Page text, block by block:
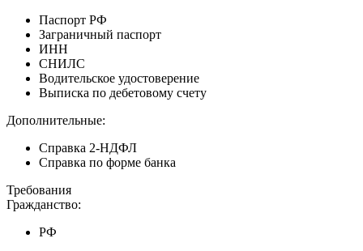
Паспорт РФ
Заграничный паспорт
ИНН
СНИЛС
Водительское удостоверение
Выписка по дебетовому счету
Дополнительные:
Справка 2-НДФЛ
Справка по форме банка
Требования
Гражданство:
РФ